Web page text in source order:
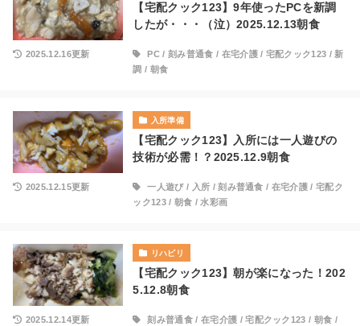
【宅配クック123】9年使ったPCを新調
したが・・・（泣）2025.12.13朝食
2025.12.16更新 PC / 刻み普通食 / 在宅介護/ 宅配クック123 / 新
調 / 朝食
入所準備
【宅配クック123】入所には一人遊びの
技術が必需！？2025.12.9朝食
2025.12.15更新 一人遊び/ 入所 /刻み普通食 / 在宅介護 /宅配ク
ック123/ 朝食 /水彩画
リハビリ
【宅配クック123】朝が楽になった！202
5.12.8朝食
2025.12.14更新 刻み普通食/ 在宅介護 /宅配クック123 / 朝食 /